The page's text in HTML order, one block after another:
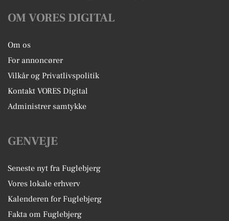
OM VORES DIGITAL
Om os
For annoncører
Vilkår og Privatlivspolitik
Kontakt VORES Digital
Administrer samtykke
GENVEJE
Seneste nyt fra Fuglebjerg
Vores lokale erhverv
Kalenderen for Fuglebjerg
Fakta om Fuglebjerg